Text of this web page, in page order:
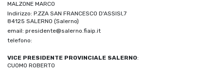
MALZONE MARCO
Indirizzo: P.ZZA SAN FRANCESCO D'ASSISI,7
84125 SALERNO (Salerno)
email: presidente@salerno.fiaip.it
telefono:
VICE PRESIDENTE PROVINCIALE SALERNO:
CUOMO ROBERTO